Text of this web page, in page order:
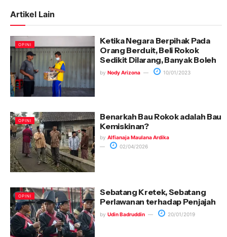
Artikel Lain
OPINI
Ketika Negara Berpihak Pada
Orang Berduit, Beli Rokok
Sedikit Dilarang, Banyak Boleh
by Nody Arizona 10/01/2023
OPINI
Benarkah Bau Rokok adalah Bau
Kemiskinan?
by Alfianaja Maulana Ardika
02/04/2026
OPINI
Sebatang Kretek, Sebatang
Perlawanan terhadap Penjajah
by Udin Badruddin 20/01/2019